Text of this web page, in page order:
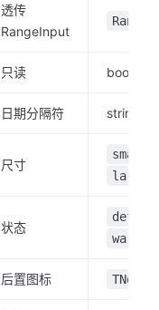
透传
RangeInput
只读 boolean
日期分隔符 string
尺寸
small
large
状态
后置图标 TNode